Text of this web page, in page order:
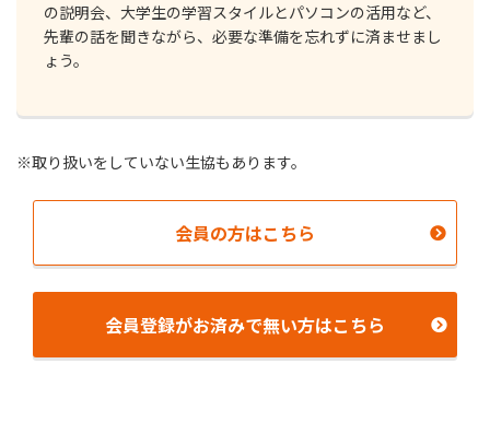
の説明会、大学生の学習スタイルとパソコンの活用など、
先輩の話を聞きながら、必要な準備を忘れずに済ませまし
ょう。
※取り扱いをしていない⽣協もあります。
会員の⽅はこちら
会員登録がお済みで無い⽅はこちら